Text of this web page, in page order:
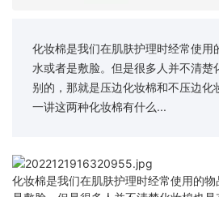
化妆棉是我们在肌肤护理时经常使用
水或者是敷脸。但是很多人并不清楚
别的，那就是压边化妆棉和不压边化
一讲这两种化妆棉有什么...
化妆棉是我们在肌肤护理时经常使用的